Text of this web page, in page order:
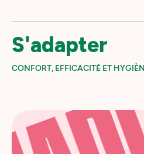
S'adapter
CONFORT, EFFICACITÉ ET